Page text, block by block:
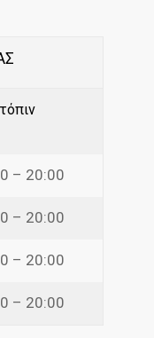
– 20:00
– 20:00
– 20:00
– 20:00